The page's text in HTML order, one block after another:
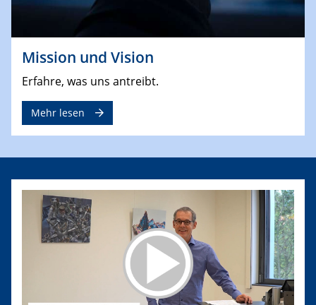
Mission und Vision
Erfahre, was uns antreibt.
Mehr lesen